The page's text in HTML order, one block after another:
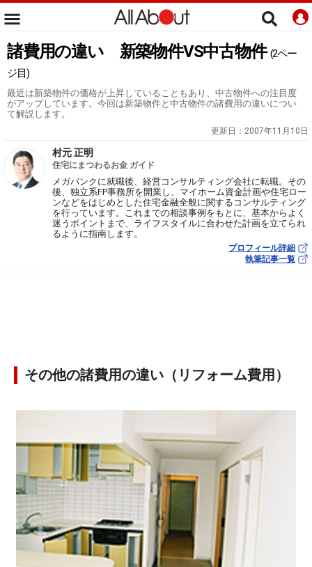
諸費用の違い 新築物件VS中古物件 (2ペー
ジ目)
最近は新築物件の価格が上昇していることもあり、中古物件への注目度
がアップしています。今回は新築物件と中古物件の諸費用の違いについ
て解説します。
更新日： 2007年11月10日
村元 正明
住宅にまつわるお金 ガイド
メガバンクに就職後、経営コンサルティング会社に転職。その
後、独立系FP事務所を開業し、マイホーム資金計画や住宅ロー
ンなどをはじめとした住宅金融全般に関するコンサルティング
を行っています。これまでの相談事例をもとに、基本からよく
迷うポイントまで、ライフスタイルに合わせた計画を立てられ
るように指南します。
プロフィール詳細
執筆記事一覧
その他の諸費用の違い（リフォーム費用）